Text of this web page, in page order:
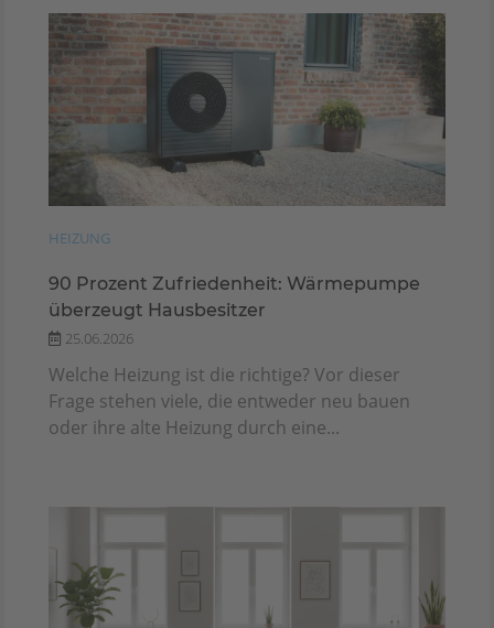
HEIZUNG
90 Prozent Zufriedenheit: Wärmepumpe
überzeugt Hausbesitzer
25.06.2026
Welche Heizung ist die richtige? Vor dieser
Frage stehen viele, die entweder neu bauen
oder ihre alte Heizung durch eine...